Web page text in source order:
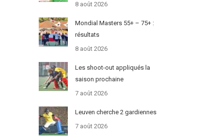
8 août 2026
Mondial Masters 55+ – 75+ :
résultats
8 août 2026
Les shoot-out appliqués la
saison prochaine
7 août 2026
Leuven cherche 2 gardiennes
7 août 2026